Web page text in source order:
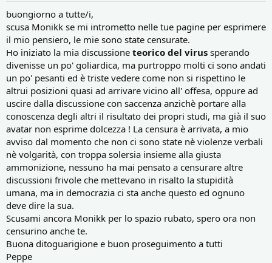
c
u
s
s
o
n
e
o
buongiorno a tutte/i,
scusa Monikk se mi intrometto nelle tue pagine per esprimere
il mio pensiero, le mie sono state censurate.
Ho iniziato la mia discussione teorico del virus sperando
divenisse un po' goliardica, ma purtroppo molti ci sono andati
un po' pesanti ed è triste vedere come non si rispettino le
altrui posizioni quasi ad arrivare vicino all' offesa, oppure ad
uscire dalla discussione con saccenza anzichè portare alla
conoscenza degli altri il risultato dei propri studi, ma già il suo
avatar non esprime dolcezza ! La censura è arrivata, a mio
avviso dal momento che non ci sono state nè violenze verbali
nè volgarità, con troppa solersia insieme alla giusta
ammonizione, nessuno ha mai pensato a censurare altre
discussioni frivole che mettevano in risalto la stupidità
umana, ma in democrazia ci sta anche questo ed ognuno
deve dire la sua.
Scusami ancora Monikk per lo spazio rubato, spero ora non
censurino anche te.
Buona ditoguarigione e buon proseguimento a tutti
Peppe